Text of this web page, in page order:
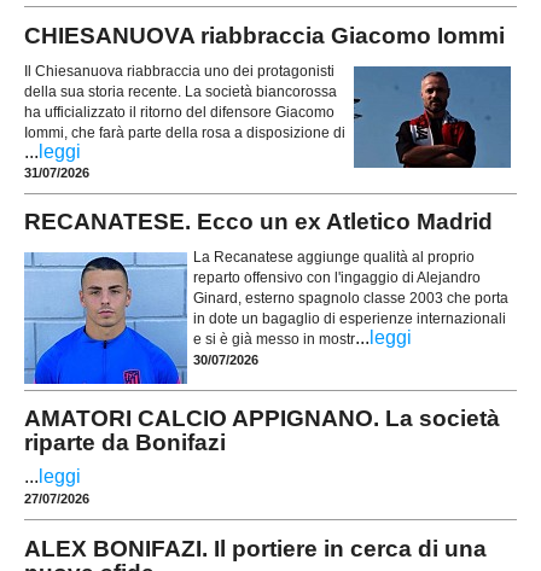
CHIESANUOVA riabbraccia Giacomo Iommi
Il Chiesanuova riabbraccia uno dei protagonisti
della sua storia recente. La società biancorossa
ha ufficializzato il ritorno del difensore Giacomo
Iommi, che farà parte della rosa a disposizione di
... leggi
31/07/2026
RECANATESE. Ecco un ex Atletico Madrid
La Recanatese aggiunge qualità al proprio
reparto offensivo con l'ingaggio di Alejandro
Ginard, esterno spagnolo classe 2003 che porta
in dote un bagaglio di esperienze internazionali
e si è già messo in mostr... leggi
30/07/2026
AMATORI CALCIO APPIGNANO. La società
riparte da Bonifazi
... leggi
27/07/2026
ALEX BONIFAZI. Il portiere in cerca di una